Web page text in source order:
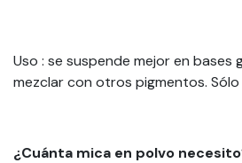
Uso : se suspende mejor en bases
mezclar con otros pigmentos.
¿Cuánta mica en polvo